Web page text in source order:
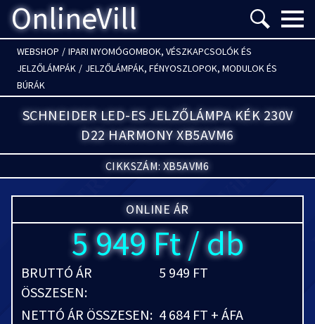
OnlineVill Menü
WEBSHOP / IPARI NYOMÓGOMBOK, VÉSZKAPCSOLÓK ÉS
JELZŐLÁMPÁK / JELZŐLÁMPÁK, FÉNYOSZLOPOK, MODULOK ÉS
BÚRÁK
SCHNEIDER LED-ES JELZŐLÁMPA KÉK 230V
D22 HARMONY XB5AVM6
CIKKSZÁM: XB5AVM6
ONLINE ÁR
5 949 Ft / db
BRUTTÓ ÁR
ÖSSZESEN:
5 949 FT
NETTÓ ÁR ÖSSZESEN: 4 684 FT + ÁFA